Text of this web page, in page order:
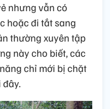
nhưng vẫn có
hoặc đi tắt sang
thường xuyên tập
này cho biết, các
chỉ mới bị chặt